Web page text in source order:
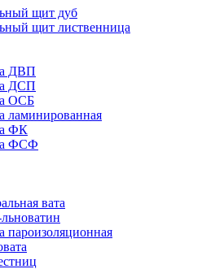
щит дуб
щит лиственница
ДВП
ДСП
ОСБ
ламинированная
ФК
ФСФ
вата
пароизоляционная